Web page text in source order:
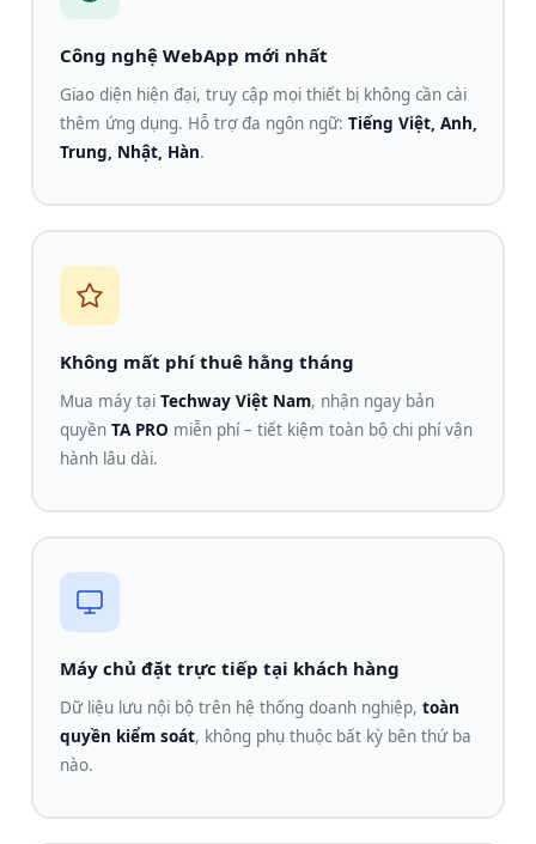
Công nghệ WebApp mới nhất
Giao diện hiện đại, truy cập mọi thiết bị không cần cài
thêm ứng dụng. Hỗ trợ đa ngôn ngữ: Tiếng Việt, Anh,
Trung, Nhật, Hàn.
Không mất phí thuê hằng tháng
Mua máy tại Techway Việt Nam, nhận ngay bản
quyền TA PRO miễn phí – tiết kiệm toàn bộ chi phí vận
hành lâu dài.
Máy chủ đặt trực tiếp tại khách hàng
Dữ liệu lưu nội bộ trên hệ thống doanh nghiệp, toàn
quyền kiểm soát, không phụ thuộc bất kỳ bên thứ ba
nào.